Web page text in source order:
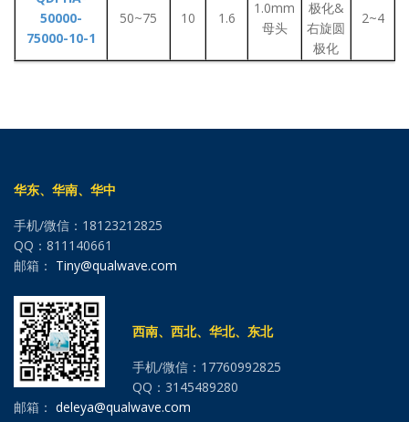
50000-
75000-10-1
50~75 10 1.6
1.0mm
母头
极化&
右旋圆
极化
2~4
华东、华南、华中
手机/微信：18123212825
QQ：811140661
邮箱： Tiny@qualwave.com
西南、西北、华北、东北
手机/微信：17760992825
QQ：3145489280
邮箱： deleya@qualwave.com